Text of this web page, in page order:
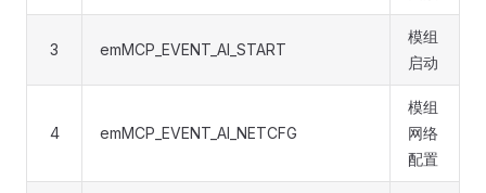
3 emMCP_EVENT_AI_START
模组
启动
4 emMCP_EVENT_AI_NETCFG
模组
网络
配置